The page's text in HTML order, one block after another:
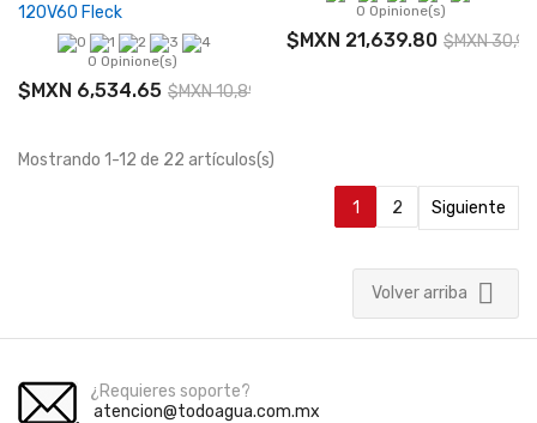
120V60 Fleck
0 Opinione(s)
$MXN 6,534.65 $MXN 10,891.08
0 Opinione(s)
$MXN 21,639.80 $MXN
Mostrando 1-12 de 22 artículos(s)
1 2 Siguiente
Volver arriba 
¿Requieres soporte?
atencion@todoagua.com.mx